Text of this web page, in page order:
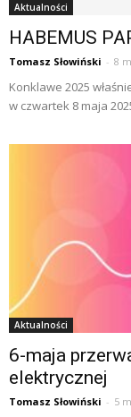
Aktualności
HABEMUS
Tomasz Słowiński - 8
Konklawe 2025
w czwartek 8 maja
Aktualności
6-maja
elektrycznej
Tomasz Słowiński - 5